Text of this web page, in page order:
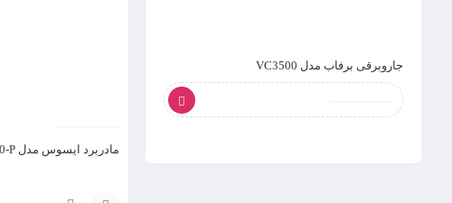
مادربرد ایسوس مدل Z270-P
جاروبرقی برفاب مدل VC3500